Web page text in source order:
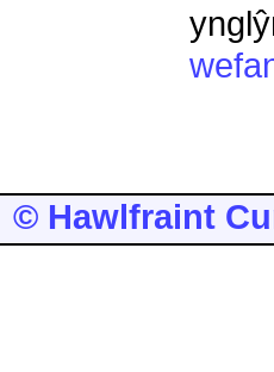
© Hawlfraint